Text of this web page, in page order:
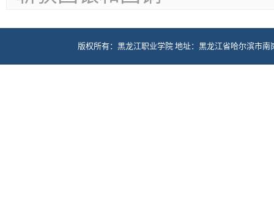
版权所有：黑龙江职业学院 地址：黑龙江省哈尔滨市